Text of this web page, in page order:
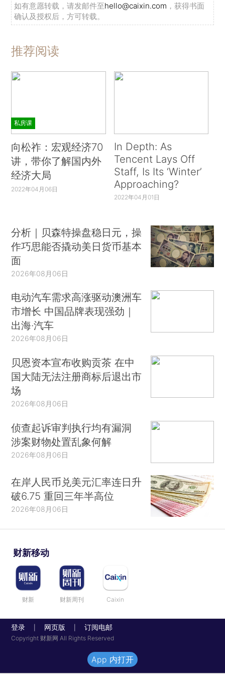
如有意愿转载，请发邮件至hello@caixin.com ，获得书面
确认及授权后，方可转载。
推荐阅读
私房课
向松祚：宏观经济70
讲，带你了解国内外
经济大局
2022年04月06日
In Depth: As
Tencent Lays Off
Staff, Is Its ‘Winter’
Approaching?
2022年04月01日
分析｜贝森特操盘稳日元，操
作巧思能否撬动美日货币基本
面
2026年08月06日
电动汽车需求高涨驱动澳洲车
市增长 中国品牌表现强劲｜
出海·汽车
2026年08月06日
贝恩资本宣布收购贡茶 在中
国大陆无法注册商标后退出市
场
2026年08月06日
侦查起诉审判执行均有漏洞
涉案财物处置乱象何解
2026年08月06日
在岸人民币兑美元汇率连日升
破6.75 重回三年半高位
2026年08月06日
财新移动
财新 财新周刊 Caixin
登录 网页版 订阅电邮
Copyright 财新网 All Rights Reserved
App 内打开